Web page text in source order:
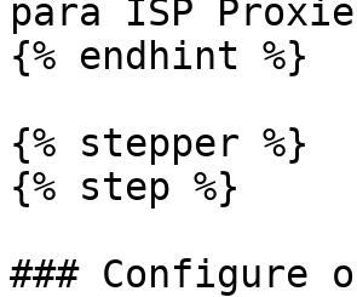
para ISP
{% endhint %}
{% stepper %}
{% step %}
### Configure